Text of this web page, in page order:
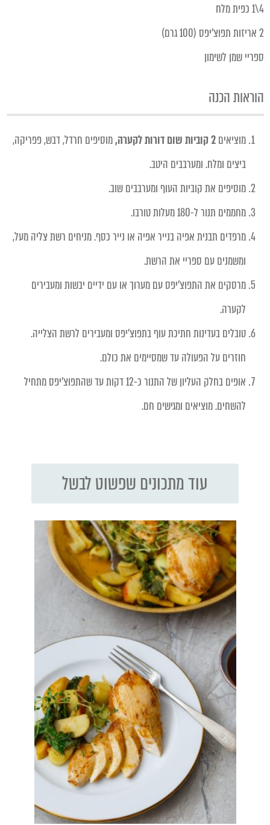
4\1 כפית מלח
2 אריזות תפוצ'יפס (100 גרם)
ספריי שמן לשימון
הוראות הכנה
מוציאים2 קוביות שום דורות לקערה,
מוסיפים חרדל, דבש, פפריקה,
ביצים ומלח. ומערבבים היטב.
מוסיפים את קוביות העוף ומערבבים שוב.
מחממים תנור ל-180 מעלות טורבו.
מרפדים תבנית אפיה בנייר אפיה או נייר כסף. מניחים רשת צליה מעל,
ומשמנים עם ספריי את הרשת.
מרסקים את התפוצ'יפס עם מערוך או עם ידיים יבשות ומעבירים
לקערה.
טובלים בעדינות חתיכת עוף בתפוצ'יפס ומעבירים לרשת הצלייה.
חוזרים על הפעולה עד שמסיימים את כולם.
אופים בחלק העליון של התנור כ-12 דקות עד שהתפוצ'יפס מתחיל
להשחים. מוציאים ומגישים חם.
עוד מתכונים שפשוט לבשל